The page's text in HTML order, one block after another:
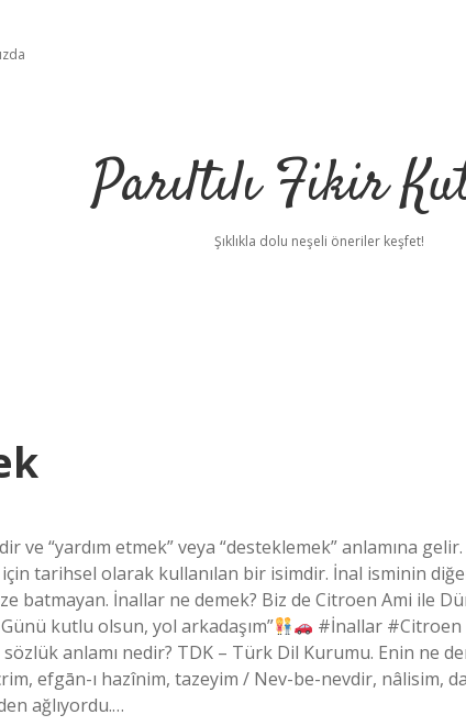
Parıltılı Fikir
Şıklıkla dolu neşeli öneriler keşfet!
“yardım etmek” veya “desteklemek” anlamına
tarihsel olarak kullanılan bir isimdir. İnal isminin
batmayan. İnallar ne demek? Biz de Citroen Ami ile
kutlu olsun, yol arkadaşım”
#İnallar
anlamı nedir? TDK – Türk Dil Kurumu. Enin ne
ağlıyordu.…